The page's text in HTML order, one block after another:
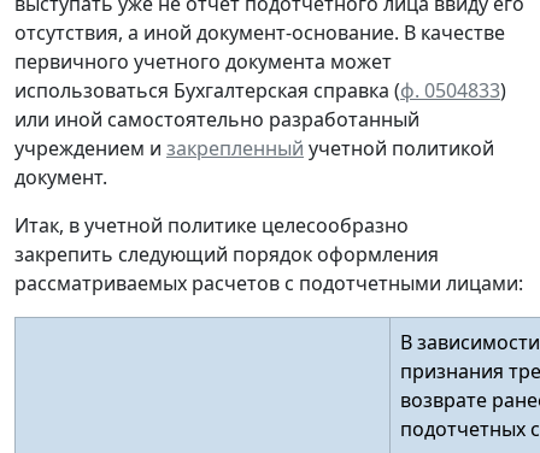
отсутствия, а иной документ-основание. В качестве
первичного учетного документа может
использоваться Бухгалтерская справка (ф. 0504833)
или иной самостоятельно разработанный
учреждением и закрепленный учетной политикой
документ.
Итак, в учетной политике целесообразно
закрепить следующий порядок оформления
рассматриваемых расчетов с подотчетными лицами:
В
признания
возврате
подотчетных